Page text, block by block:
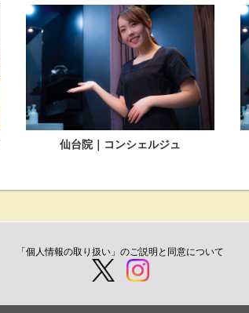
仙台院｜コンシェルジュ
「個人情報の取り扱い」のご説明と同意について